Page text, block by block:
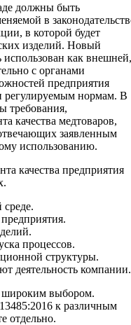
должны быть
в
в которой будет
изделий. Новый
как внешней,
с органами
предприятия
регулируемым нормам. В
требования,
качества медтоваров,
заявленным
использованию.
качества предприятия
процессов.
структуры.
деятельность компании.
широким выбором.
к различным
отдельно.